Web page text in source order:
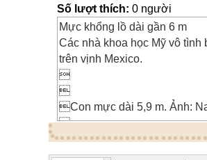
Số lượt thích: 0 người
Mực khổng lồ dài gần 6 m
Các nhà khoa học Mỹ vô
trên vịnh Mexico.


Con mực dài 5,9 m. Ảnh:

AP cho biết, vào năm
lồ dạt vào vùng châu thổ